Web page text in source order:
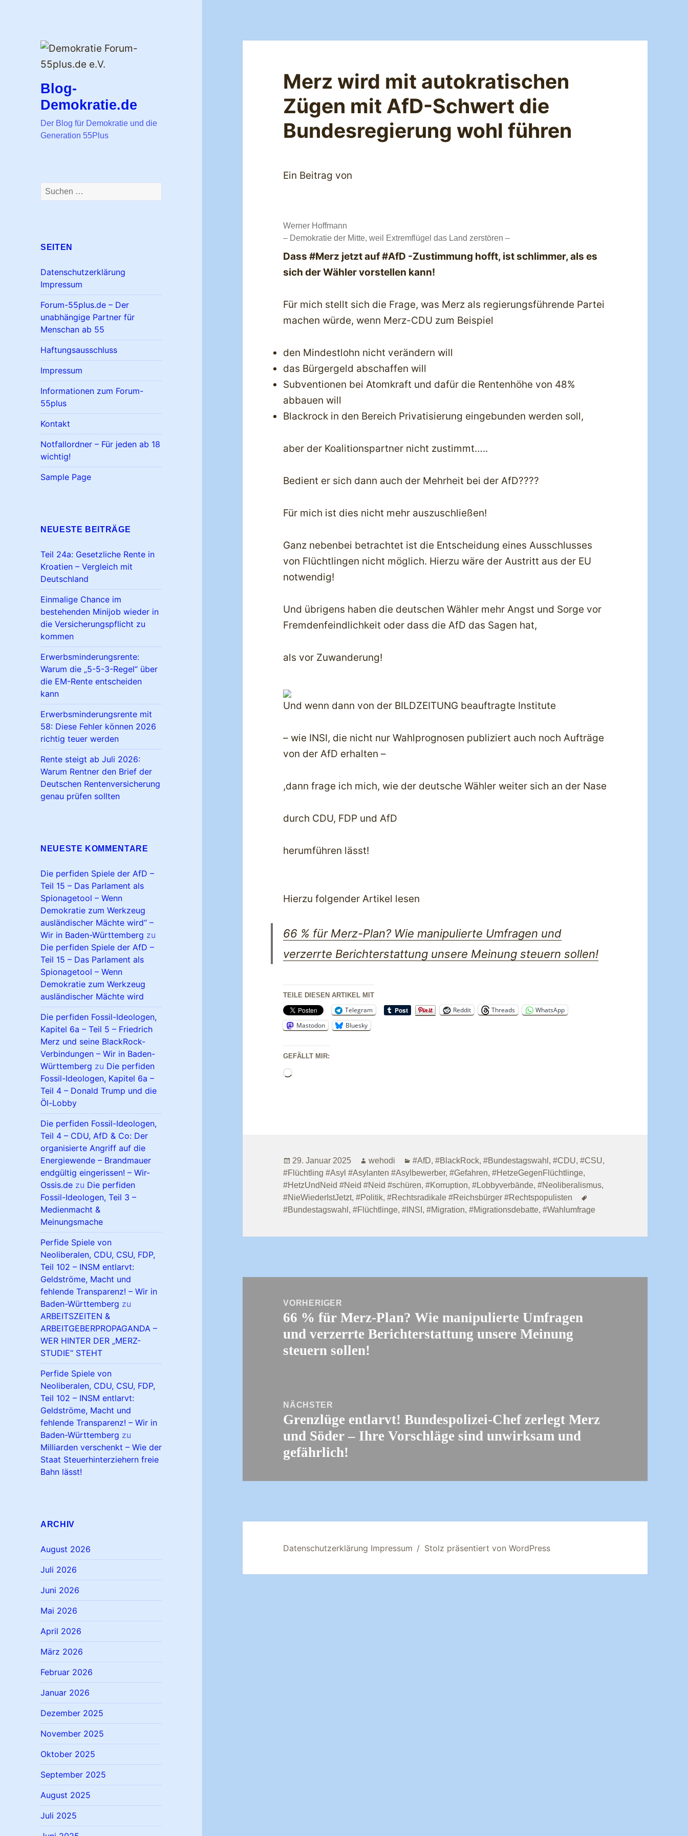
Blog-
Demokratie.de
Der Blog für Demokratie und die
Generation 55Plus
Suchen
nach:
SEITEN
Datenschutzerklärung
Impressum
Forum-55plus.de – Der
unabhängige Partner für
Menschan ab 55
Haftungsausschluss
Impressum
Informationen zum Forum-
55plus
Kontakt
Notfallordner – Für jeden ab 18
wichtig!
Sample Page
NEUESTE BEITRÄGE
Teil 24a: Gesetzliche Rente in
Kroatien – Vergleich mit
Deutschland
Einmalige Chance im
bestehenden Minijob wieder in
die Versicherungspflicht zu
kommen
Erwerbsminderungsrente:
Warum die „5-5-3-Regel“ über
die EM-Rente entscheiden
kann
Erwerbsminderungsrente mit
58: Diese Fehler können 2026
richtig teuer werden
Rente steigt ab Juli 2026:
Warum Rentner den Brief der
Deutschen Rentenversicherung
genau prüfen sollten
NEUESTE KOMMENTARE
Die perfiden Spiele der AfD –
Teil 15 – Das Parlament als
Spionagetool – Wenn
Demokratie zum Werkzeug
ausländischer Mächte wird“ –
Wir in Baden-Württemberg zu
Die perfiden Spiele der AfD –
Teil 15 – Das Parlament als
Spionagetool – Wenn
Demokratie zum Werkzeug
ausländischer Mächte wird
Die perfiden Fossil-Ideologen,
Kapitel 6a – Teil 5 – Friedrich
Merz und seine BlackRock-
Verbindungen – Wir in Baden-
Württemberg zu Die perfiden
Fossil-Ideologen, Kapitel 6a –
Teil 4 – Donald Trump und die
Öl-Lobby
Die perfiden Fossil-Ideologen,
Teil 4 – CDU, AfD & Co: Der
organisierte Angriff auf die
Energiewende – Brandmauer
endgültig eingerissen! – Wir-
Ossis.de zu Die perfiden
Fossil-Ideologen, Teil 3 –
Medienmacht &
Meinungsmache
Perfide Spiele von
Neoliberalen, CDU, CSU, FDP,
Teil 102 – INSM entlarvt:
Geldströme, Macht und
fehlende Transparenz! – Wir in
Baden-Württemberg zu
ARBEITSZEITEN &
ARBEITGEBERPROPAGANDA –
WER HINTER DER „MERZ-
STUDIE“ STEHT
Perfide Spiele von
Neoliberalen, CDU, CSU, FDP,
Teil 102 – INSM entlarvt:
Geldströme, Macht und
fehlende Transparenz! – Wir in
Baden-Württemberg zu
Milliarden verschenkt – Wie der
Staat Steuerhinterziehern freie
Bahn lässt!
ARCHIV
August 2026
Juli 2026
Juni 2026
Mai 2026
April 2026
März 2026
Februar 2026
Januar 2026
Dezember 2025
November 2025
Oktober 2025
September 2025
August 2025
Juli 2025
Merz wird mit autokratischen
Zügen mit AfD-Schwert die
Bundesregierung wohl führen
Ein Beitrag von
Werner Hoffmann
– Demokratie der Mitte, weil Extremflügel das Land zerstören –
Dass #Merz jetzt auf #AfD -Zustimmung hofft, ist schlimmer, als es
sich der Wähler vorstellen kann!
Für mich stellt sich die Frage, was Merz als regierungsführende Partei
machen würde, wenn Merz-CDU zum Beispiel
den Mindestlohn nicht verändern will
das Bürgergeld abschaffen will
Subventionen bei Atomkraft und dafür die Rentenhöhe von 48%
abbauen will
Blackrock in den Bereich Privatisierung eingebunden werden soll,
aber der Koalitionspartner nicht zustimmt…..
Bedient er sich dann auch der Mehrheit bei der AfD????
Für mich ist dies nicht mehr auszuschließen!
Ganz nebenbei betrachtet ist die Entscheidung eines Ausschlusses
von Flüchtlingen nicht möglich. Hierzu wäre der Austritt aus der EU
notwendig!
Und übrigens haben die deutschen Wähler mehr Angst und Sorge vor
Fremdenfeindlichkeit oder dass die AfD das Sagen hat,
als vor Zuwanderung!
Und wenn dann von der BILDZEITUNG beauftragte Institute
– wie INSI, die nicht nur Wahlprognosen publiziert auch noch Aufträge
von der AfD erhalten –
,dann frage ich mich, wie der deutsche Wähler weiter sich an der Nase
durch CDU, FDP und AfD
herumführen lässt!
Hierzu folgender Artikel lesen
66 % für Merz-Plan? Wie manipulierte Umfragen und
verzerrte Berichterstattung unsere Meinung steuern sollen!
TEILE DIESEN ARTIKEL MIT
Telegram Reddit Threads
WhatsApp
Mastodon
Bluesky
GEFÄLLT MIR:
Wird
Veröffentlicht
am
29. Januar 2025 Autor
wehodi Kategorien
#AfD,#BlackRock,#Bundestagswahl ,#CDU,#CSU,
#Flüchtling #Asyl #Asylanten #Asylbewerber,#Gefahren,#HetzeGegenFlüchtlinge,
#HetzUndNeid #Neid #Neid #schüren,#Korruption,#Lobbyverbände,#Neoliberalismus,
#NieWiederIstJetzt,#Politik,#Rechtsradikale #Reichsbürger #Rechtspopulisten
#Bundestagswahl ,#Flüchtlinge,#INSI ,#Migration,#Migrationsdebatte,#Wahlumfrage
VORHERIGER
Vorheriger
Beitrag:
66 % für Merz-Plan? Wie manipulierte Umfragen
und verzerrte Berichterstattung unsere Meinung
steuern sollen!
NÄCHSTER
Nächster
Beitrag:
Grenzlüge entlarvt! Bundespolizei-Chef zerlegt Merz
und Söder – Ihre Vorschläge sind unwirksam und
gefährlich!
Datenschutzerklärung Impressum Stolz präsentiert von WordPress